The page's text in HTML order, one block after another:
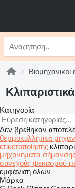
Βιομηχανικοί
Κατηγορία
Δεν βρέθηκαν
θερμοκολλητικά
ετικετοποίησης
μηχανήματα σήμανσης
συνεχούς ψεκασμού
εμφάνιση όλων
Μάρκα